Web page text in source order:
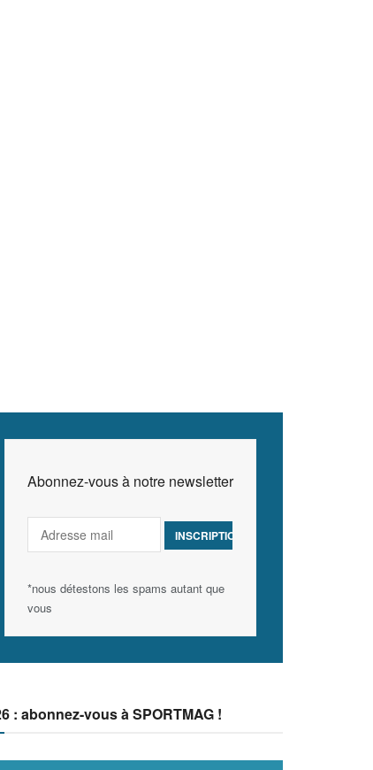
Abonnez-vous à notre newsletter
*nous détestons les spams autant que
vous
: abonnez-vous à SPORTMAG !